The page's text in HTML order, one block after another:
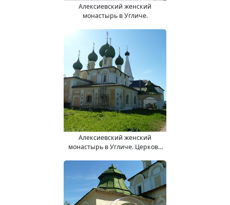
Алексиевский женский
монастырь в Угличе.
Алексиевский женский
монастырь в Угличе. Церковь
Предтечи.